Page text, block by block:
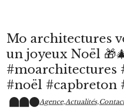
Mo architectures
un joyeux Noël
#moarchitectures
#noël #capbreton
Agence,Actualités,